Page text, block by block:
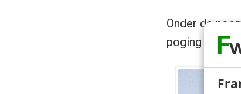
Onder de
poging om